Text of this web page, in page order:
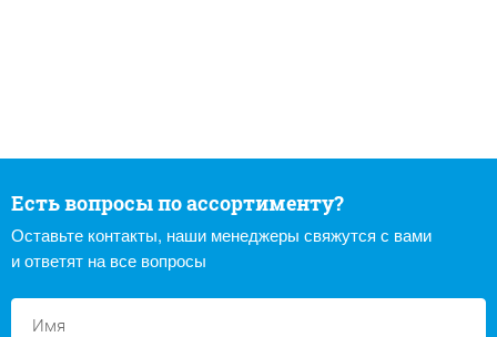
Есть вопросы по ассортименту?
Оставьте контакты, наши менеджеры свяжутся с вами
и ответят на все вопросы